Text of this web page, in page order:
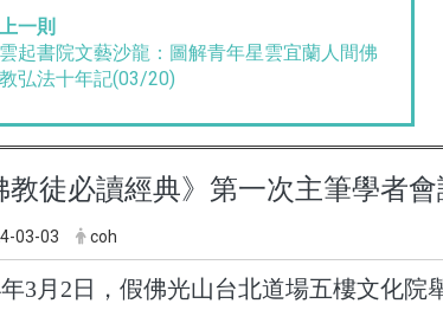
上一則
雲起書院文藝沙龍：圖解青年星雲宜蘭人間佛
教弘法十年記(03/20)
教徒必讀經典》第一次主筆學者會
03-03 coh
年3月2日，假佛光山台北道場五樓文化院